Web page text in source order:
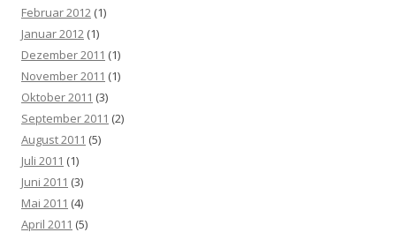
Februar 2012 (1)
Januar 2012 (1)
Dezember 2011 (1)
November 2011 (1)
Oktober 2011 (3)
September 2011 (2)
August 2011 (5)
Juli 2011 (1)
Juni 2011 (3)
Mai 2011 (4)
April 2011 (5)